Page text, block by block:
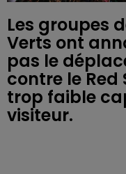
Les groupes
Verts ont
pas le
contre le
trop faible
visiteur.